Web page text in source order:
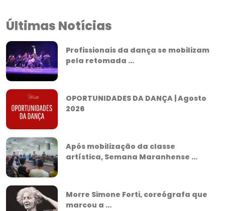
Últimas Notícias
Profissionais da dança se mobilizam
pela retomada ...
OPORTUNIDADES DA DANÇA | Agosto
2026
Após mobilização da classe
artística, Semana Maranhense ...
Morre Simone Forti, coreógrafa que
marcou a ...